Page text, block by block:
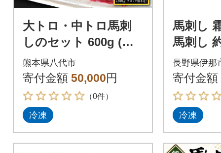
大トロ・中トロ馬刺
しのセット 600g (各3
00g) 馬さし お肉 馬肉
刺身_289-6722
熊本県八代市
寄付金額 50,000円
（0件）
冷凍
馬刺し
馬刺し
凍 小分
【012-
長野県伊那
寄付金額
冷凍